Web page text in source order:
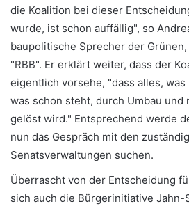
die Koalition bei dieser
wurde, ist schon auffällig", so
baupolitische Sprecher der
"RBB". Er erklärt weiter, dass der
eigentlich vorsehe, "dass alles,
was schon steht, durch Umbau und
gelöst wird." Entsprechend werde
nun das Gespräch mit den
Senatsverwaltungen suchen.
Überrascht von der Entscheidung
sich auch die Bürgerinitiative Jahn-